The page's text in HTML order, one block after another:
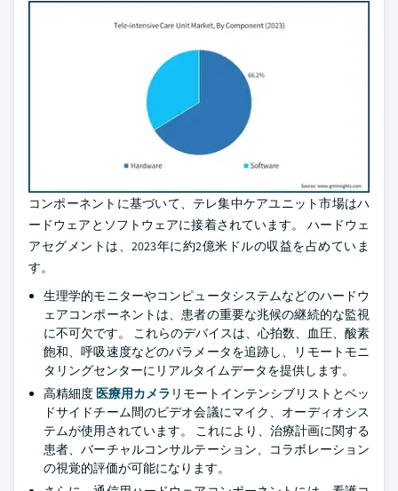
コンポーネントに基づいて、テレ集中ケアユニット市場はハ
ードウェアとソフトウェアに接着されています。 ハードウェ
アセグメントは、2023年に約2億米ドルの収益を占めていま
す。
生理学的モニターやコンピュータシステムなどのハードウ
ェアコンポーネントは、患者の重要な兆候の継続的な監視
に不可欠です。 これらのデバイスは、心拍数、血圧、酸素
飽和、呼吸速度などのパラメータを追跡し、リモートモニ
タリングセンターにリアルタイムデータを提供します。
高精細度 医療用カメラ リモートインテンシブリストとベッ
ドサイドチーム間のビデオ会議にマイク、オーディオシス
テムが使用されています。 これにより、治療計画に関する
患者、バーチャルコンサルテーション、コラボレーション
の視覚的評価が可能になります。